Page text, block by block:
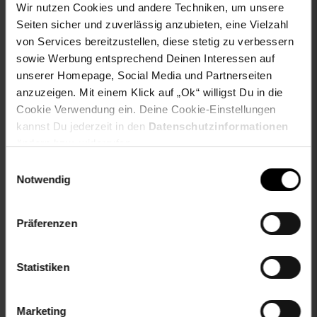
Wir nutzen Cookies und andere Techniken, um unsere
Seiten sicher und zuverlässig anzubieten, eine Vielzahl
von Services bereitzustellen, diese stetig zu verbessern
sowie Werbung entsprechend Deinen Interessen auf
unserer Homepage, Social Media und Partnerseiten
anzuzeigen. Mit einem Klick auf „Ok“ willigst Du in die
Cookie Verwendung ein. Deine Cookie-Einstellungen
kannst Du jederzeit in den Datenschutzinformationen
Notwendig
Präferenzen
Statistiken
Marketing
Frei von BPA und Phthalaten
Material: 18/8 Edelstahl
Variante 350 ml:
Maße (LxBxH): 7,8 x 6,6 x 15,9 cm
Gewicht: 0,136 kg
Variante 550 ml:
Maße (LxBxH): 8,0 x 7,2 x 19,5 cm
Gewicht: 0,162 kg
Variante 750 ml:
Maße (LxBxH): 8,2 x 7,7 x 22,8 cm
Gewicht: 0,210 kg
Artikelnummer: 2694272000
Versandinformationen